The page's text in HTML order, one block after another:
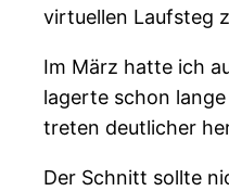
virtuellen Laufsteg
Im März hatte ich
lagerte schon
treten deutlicher
Der Schnitt sollte